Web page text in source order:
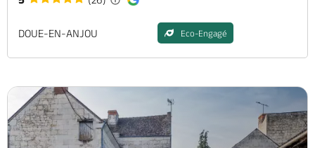
DOUE-EN-ANJOU Eco-Engagé